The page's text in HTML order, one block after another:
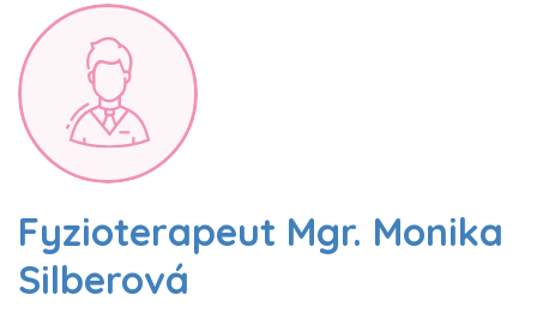
Fyzioterapeut Mgr. Monika
Silberová